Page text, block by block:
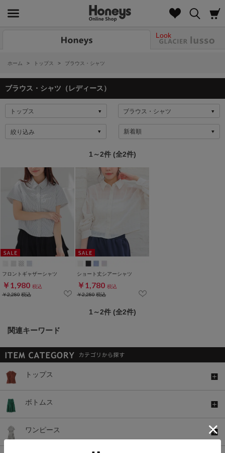
Look
ホーム > トップス > ブラウス・シャツ
ブラウス・シャツ（レディース）
絞り込み
1～2件 (全2件)
フロントギャザーシャツ
￥1,980 税込
￥2,280税込
ショート丈シアーシャツ
￥1,780 税込
￥2,280税込
1～2件 (全2件)
関連キーワード
トップス
ボトムス
ワンピース